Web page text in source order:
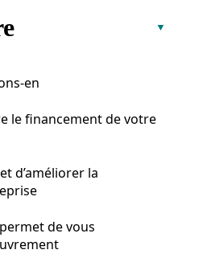
en
le financement de votre
d’améliorer la
de vous